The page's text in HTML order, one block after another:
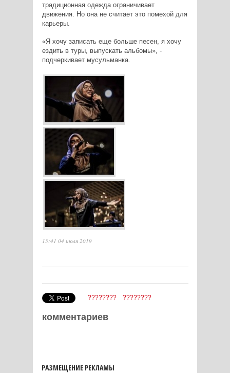
традиционная одежда ограничивает
движения. Но она не считает это помехой для
карьеры.
«Я хочу записать еще больше песен, я хочу
ездить в туры, выпускать альбомы», -
подчеркивает мусульманка.
15:41 04 июля 2019
???????? ????????
комментариев
РАЗМЕЩЕНИЕ РЕКЛАМЫ